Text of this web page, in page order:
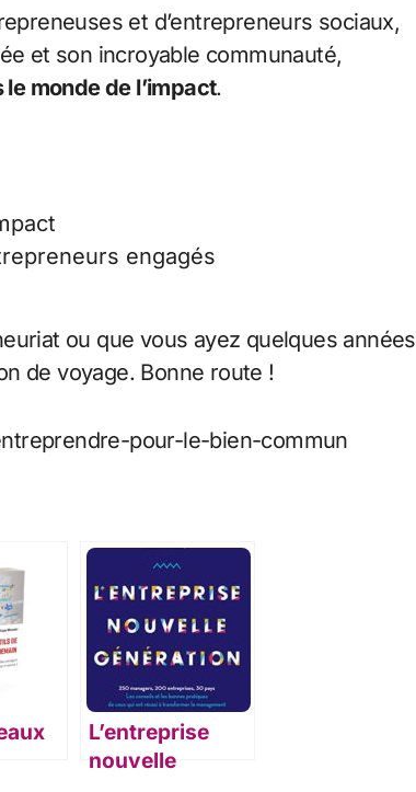
et d’entrepreneurs sociaux,
et son incroyable communauté,
monde de l’impact.
engagés
ou que vous ayez quelques années
de voyage. Bonne route !
pour-le-bien-commun
L’entreprise
nouvelle